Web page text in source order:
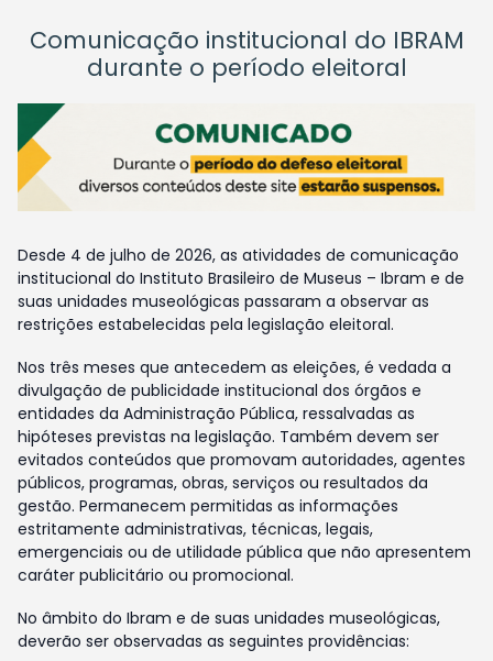
Comunicação institucional do IBRAM
durante o período eleitoral
Desde 4 de julho de 2026, as atividades de comunicação
institucional do Instituto Brasileiro de Museus – Ibram e de
suas unidades museológicas passaram a observar as
restrições estabelecidas pela legislação eleitoral.
Nos três meses que antecedem as eleições, é vedada a
divulgação de publicidade institucional dos órgãos e
entidades da Administração Pública, ressalvadas as
hipóteses previstas na legislação. Também devem ser
evitados conteúdos que promovam autoridades, agentes
públicos, programas, obras, serviços ou resultados da
gestão. Permanecem permitidas as informações
estritamente administrativas, técnicas, legais,
emergenciais ou de utilidade pública que não apresentem
caráter publicitário ou promocional.
No âmbito do Ibram e de suas unidades museológicas,
deverão ser observadas as seguintes providências: